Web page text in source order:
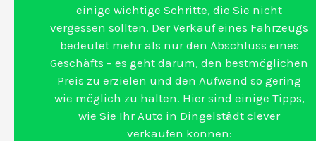
einige wichtige Schritte, die Sie nicht
vergessen sollten. Der Verkauf eines Fahrzeugs
bedeutet mehr als nur den Abschluss eines
Geschäfts – es geht darum, den bestmöglichen
Preis zu erzielen und den Aufwand so gering
wie möglich zu halten. Hier sind einige Tipps,
wie Sie Ihr Auto in Dingelstädt clever
verkaufen können: